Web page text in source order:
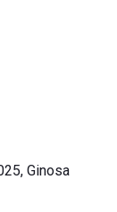
Ginosa